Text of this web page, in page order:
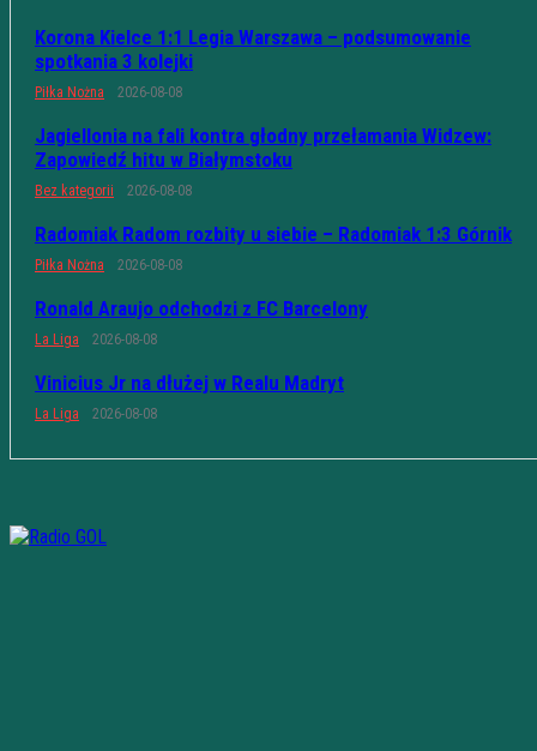
Korona Kielce 1:1 Legia Warszawa – podsumowanie
spotkania 3 kolejki
Piłka Nożna 2026-08-08
Jagiellonia na fali kontra głodny przełamania Widzew:
Zapowiedź hitu w Białymstoku
Bez kategorii 2026-08-08
Radomiak Radom rozbity u siebie – Radomiak 1:3 Górnik
Piłka Nożna 2026-08-08
Ronald Araujo odchodzi z FC Barcelony
La Liga 2026-08-08
Vinicius Jr na dłużej w Realu Madryt
La Liga 2026-08-08